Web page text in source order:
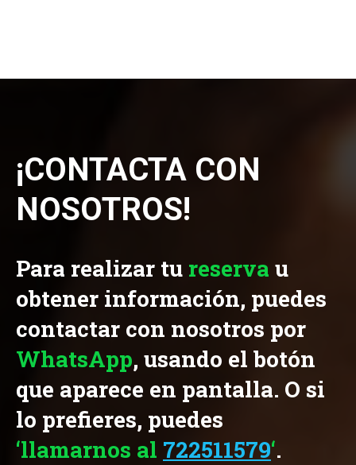
¡CONTACTA CON
NOSOTROS!
Para realizar tu reserva u
obtener información, puedes
contactar con nosotros por
WhatsApp, usando el botón
que aparece en pantalla. O si
lo prefieres, puedes
‘llamarnos al 722511579‘.